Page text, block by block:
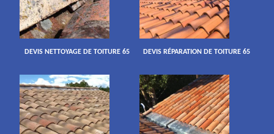
DEVIS NETTOYAGE DE TOITURE 65 DEVIS RÉPARATION DE TOITURE 65